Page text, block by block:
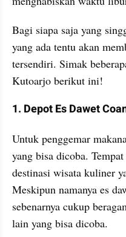
Bagi siapa saja yang
yang ada tentu akan
tersendiri. Simak
Kutoarjo berikut ini!
1. Depot Es Dawet
Untuk penggemar
yang bisa dicoba.
destinasi wisata kuliner
Meskipun namanya es
sebenarnya cukup
lain yang bisa dicoba.